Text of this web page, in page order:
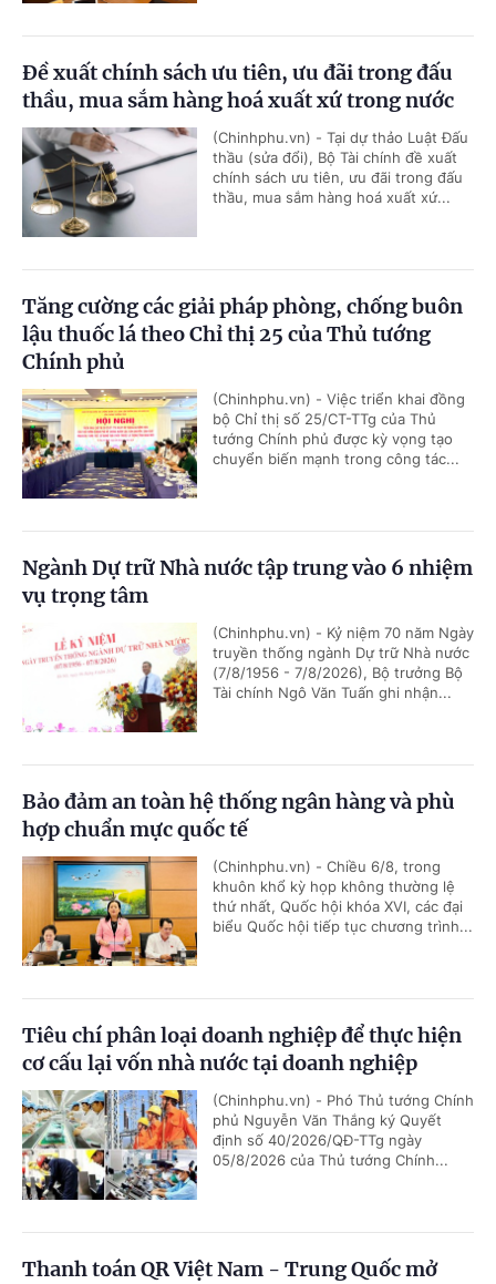
Đề xuất chính sách ưu tiên, ưu đãi trong đấu
thầu, mua sắm hàng hoá xuất xứ trong nước
(Chinhphu.vn) - Tại dự thảo Luật Đấu
thầu (sửa đổi), Bộ Tài chính đề xuất
chính sách ưu tiên, ưu đãi trong đấu
thầu, mua sắm hàng hoá xuất xứ...
Tăng cường các giải pháp phòng, chống buôn
lậu thuốc lá theo Chỉ thị 25 của Thủ tướng
Chính phủ
(Chinhphu.vn) - Việc triển khai đồng
bộ Chỉ thị số 25/CT-TTg của Thủ
tướng Chính phủ được kỳ vọng tạo
chuyển biến mạnh trong công tác...
Ngành Dự trữ Nhà nước tập trung vào 6 nhiệm
vụ trọng tâm
(Chinhphu.vn) - Kỷ niệm 70 năm Ngày
truyền thống ngành Dự trữ Nhà nước
(7/8/1956 - 7/8/2026), Bộ trưởng Bộ
Tài chính Ngô Văn Tuấn ghi nhận...
Bảo đảm an toàn hệ thống ngân hàng và phù
hợp chuẩn mực quốc tế
(Chinhphu.vn) - Chiều 6/8, trong
khuôn khổ kỳ họp không thường lệ
thứ nhất, Quốc hội khóa XVI, các đại
biểu Quốc hội tiếp tục chương trình...
Tiêu chí phân loại doanh nghiệp để thực hiện
cơ cấu lại vốn nhà nước tại doanh nghiệp
(Chinhphu.vn) - Phó Thủ tướng Chính
phủ Nguyễn Văn Thắng ký Quyết
định số 40/2026/QĐ-TTg ngày
05/8/2026 của Thủ tướng Chính...
Thanh toán QR Việt Nam - Trung Quốc mở